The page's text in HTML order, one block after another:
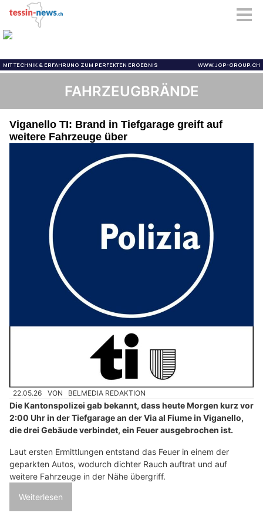
FAHRZEUGBRÄNDE
Viganello TI: Brand in Tiefgarage greift auf
weitere Fahrzeuge über
22.05.26 VON BELMEDIA REDAKTION
Die Kantonspolizei gab bekannt, dass heute Morgen kurz vor
2:00 Uhr in der Tiefgarage an der Via al Fiume in Viganello,
die drei Gebäude verbindet, ein Feuer ausgebrochen ist.
Laut ersten Ermittlungen entstand das Feuer in einem der
geparkten Autos, wodurch dichter Rauch auftrat und auf
weitere Fahrzeuge in der Nähe übergriff.
Weiterlesen